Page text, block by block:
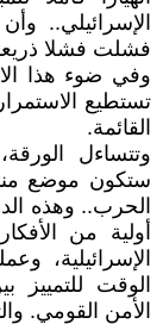
الإسرائيلي..
فشلت فشلا ذريعا:
وفي ضوء هذا
تستطيع
القائمة.
وتتساءل
ستكون موضع
الحرب.. وهذه
أولية من
الإسرائيلية،
الوقت للتمييز
الأمن القومي.